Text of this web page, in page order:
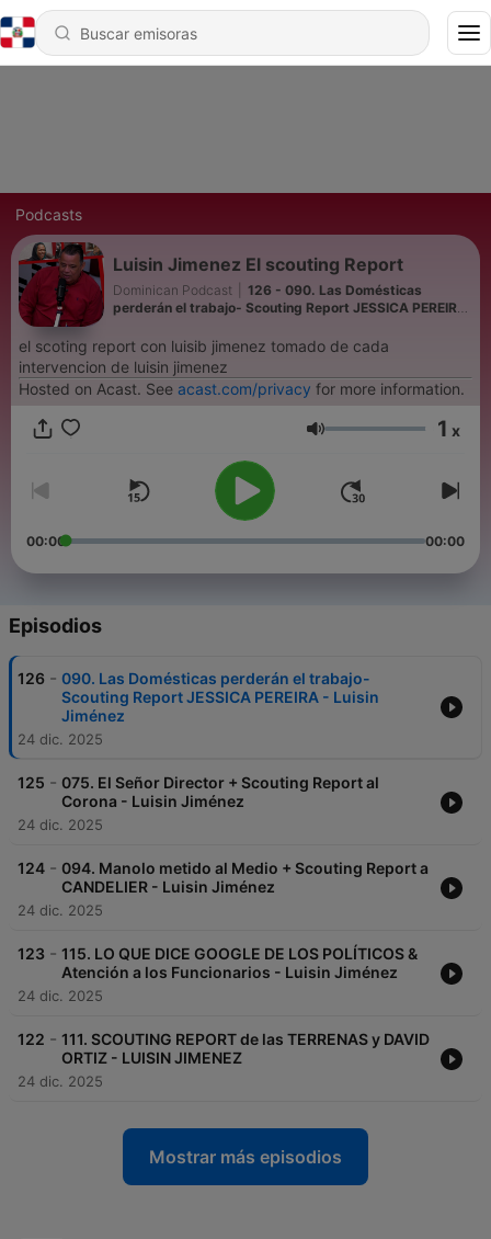
Podcasts
Luisin Jimenez El scouting Report
Dominican Podcast
126 - 090. Las Domésticas
perderán el trabajo- Scouting Report JESSICA PEREIRA
el scoting report con luisib jimenez tomado de cada
intervencion de luisin jimenez
Hosted on Acast. See acast.com/privacy for more information.
Volumen 1 x
00:00 00:00
Episodios
126 - 090. Las Domésticas perderán el trabajo-
Scouting Report JESSICA PEREIRA - Luisin
Jiménez
24 dic. 2025
125 - 075. El Señor Director + Scouting Report al
Corona - Luisin Jiménez
24 dic. 2025
124 - 094. Manolo metido al Medio + Scouting Report a
CANDELIER - Luisin Jiménez
24 dic. 2025
123 - 115. LO QUE DICE GOOGLE DE LOS POLÍTICOS &
Atención a los Funcionarios - Luisin Jiménez
24 dic. 2025
122 - 111. SCOUTING REPORT de las TERRENAS y DAVID
ORTIZ - LUISIN JIMENEZ
24 dic. 2025
Mostrar más episodios